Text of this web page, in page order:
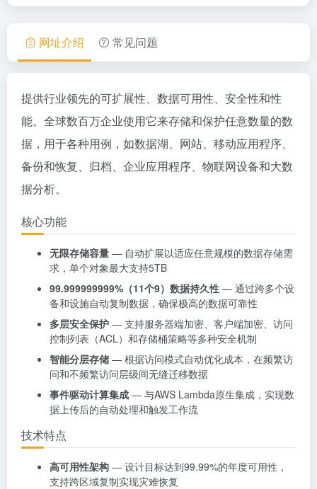
网址介绍 常见问题
提供行业领先的可扩展性、数据可用性、安全性和性
能。全球数百万企业使用它来存储和保护任意数量的数
据，用于各种用例，如数据湖、网站、移动应用程序、
备份和恢复、归档、企业应用程序、物联网设备和大数
据分析。
核心功能
无限存储容量 — 自动扩展以适应任意规模的数据存储需
求，单个对象最大支持5TB
99.999999999%（11个9）数据持久性 — 通过跨多个设
备和设施自动复制数据，确保极高的数据可靠性
多层安全保护 — 支持服务器端加密、客户端加密、访问
控制列表（ACL）和存储桶策略等多种安全机制
智能分层存储 — 根据访问模式自动优化成本，在频繁访
问和不频繁访问层级间无缝迁移数据
事件驱动计算集成 — 与AWS Lambda原生集成，实现数
据上传后的自动处理和触发工作流
技术特点
高可用性架构 — 设计目标达到99.99%的年度可用性，
支持跨区域复制实现灾难恢复